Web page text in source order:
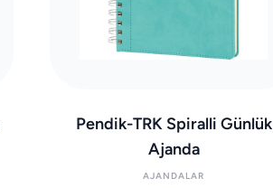
Pendik-TRK Spiralli Günlük
Ajanda
AJANDALAR